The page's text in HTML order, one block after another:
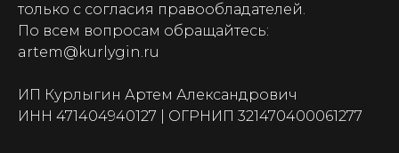
только с согласия правообладателей.
По всем вопросам обращайтесь:
artem@kurlygin.ru
ИП Курлыгин Артем Александрович
ИНН 471404940127 | ОГРНИП 321470400061277